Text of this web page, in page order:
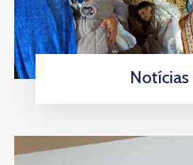
Notícias